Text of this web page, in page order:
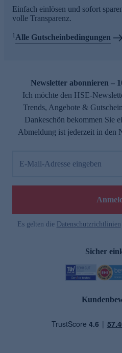
Einfach einlösen und sofort
volle Transparenz.
1Alle Gutscheinbedingungen
Newsletter abonnieren –
Ich möchte den HSE-
Trends, Angebote &
Dankeschön bekommen Sie
Abmeldung ist jederzeit in den
E-Mail-Adresse eingeben
Es gelten die Datenschutzrichtlinien
Sicher